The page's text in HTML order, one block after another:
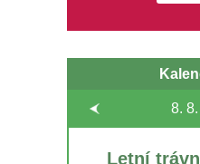
8. 8.
Letní